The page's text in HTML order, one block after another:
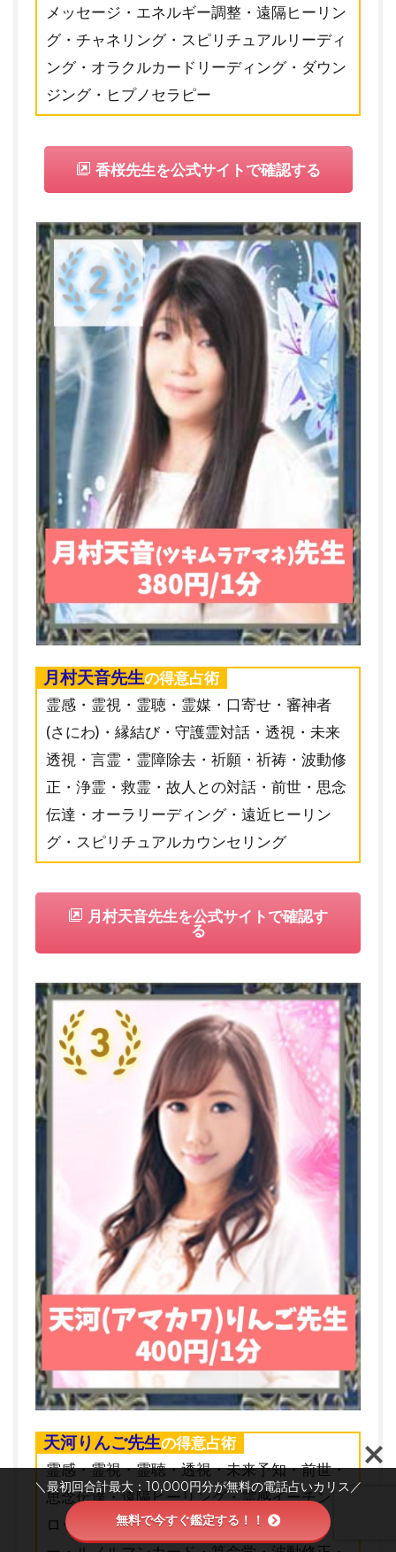
メッセージ・エネルギー調整・遠隔ヒーリン
グ・チャネリング・スピリチュアルリーディ
ング・オラクルカードリーディング・ダウン
ジング・ヒプノセラピー
香桜先生を公式サイトで確認する
月村天音先生の得意占術
霊感・霊視・霊聴・霊媒・口寄せ・審神者
(さにわ)・縁結び・守護霊対話・透視・未来
透視・言霊・霊障除去・祈願・祈祷・波動修
正・浄霊・救霊・故人との対話・前世・思念
伝達・オーラリーディング・遠近ヒーリン
グ・スピリチュアルカウンセリング
月村天音先生を公式サイトで確認す
る
天河りんご先生の得意占術
霊感・霊視・霊聴・透視・未来予知・前世・
思念伝達・遠隔ヒーリング・霊感イーチンタ
ロット・縁結び・祈願・祈祷・ジオマンシ
＼最初回合計最大：10,000円分が無料の電話占いカリス／
無料で今すぐ鑑定する！！